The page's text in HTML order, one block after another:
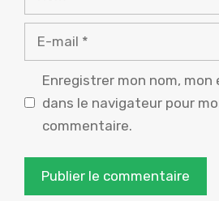
Enregistrer mon nom,
dans le navigateur pour
commentaire.